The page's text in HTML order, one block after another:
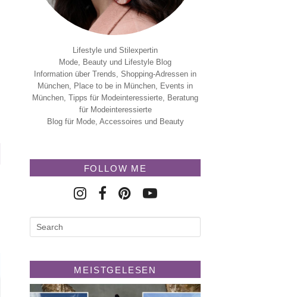
Lifestyle und Stilexpertin
Mode, Beauty und Lifestyle Blog
Information über Trends, Shopping-Adressen in
München, Place to be in München, Events in
München, Tipps für Modeinteressierte, Beratung
für Modeinteressierte
Blog für Mode, Accessoires und Beauty
FOLLOW ME
MEISTGELESEN